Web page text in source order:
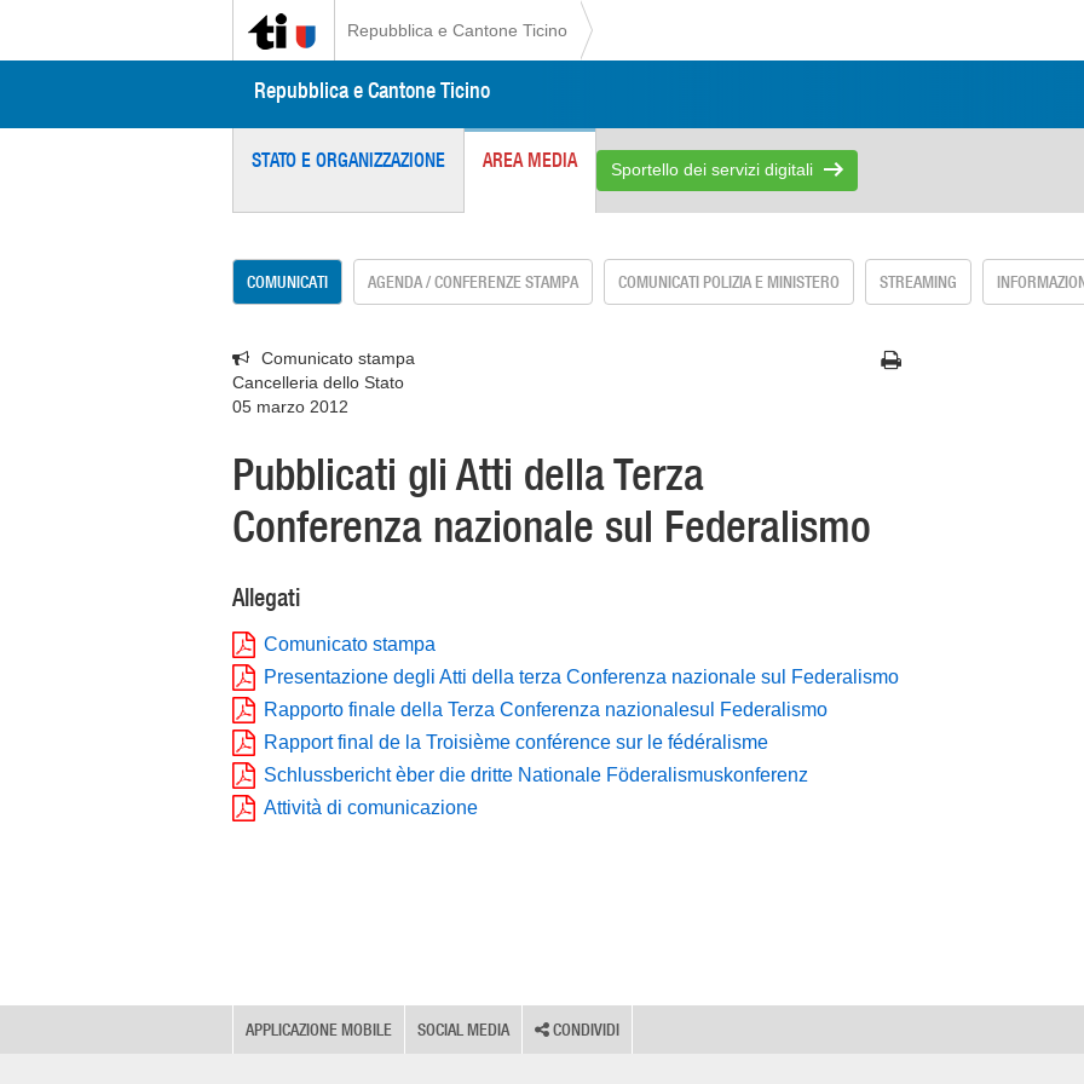
Repubblica e Cantone Ticino
Repubblica e Cantone Ticino
STATO E ORGANIZZAZIONE AREA MEDIA Sportello dei servizi digitali
COMUNICATI AGENDA / CONFERENZE STAMPA COMUNICATI POLIZIA E MINISTERO STREAMING
Comunicato stampa
Cancelleria dello Stato
05 marzo 2012
Pubblicati gli Atti della Terza
Conferenza nazionale sul Federalismo
Allegati
Comunicato stampa
Presentazione degli Atti della terza Conferenza nazionale sul Federalismo
Rapporto finale della Terza Conferenza nazionalesul Federalismo
Rapport final de la Troisième conférence sur le fédéralisme
Schlussbericht èber die dritte Nationale Föderalismuskonferenz
Attività di comunicazione
APPLICAZIONE MOBILE SOCIAL MEDIA CONDIVIDI